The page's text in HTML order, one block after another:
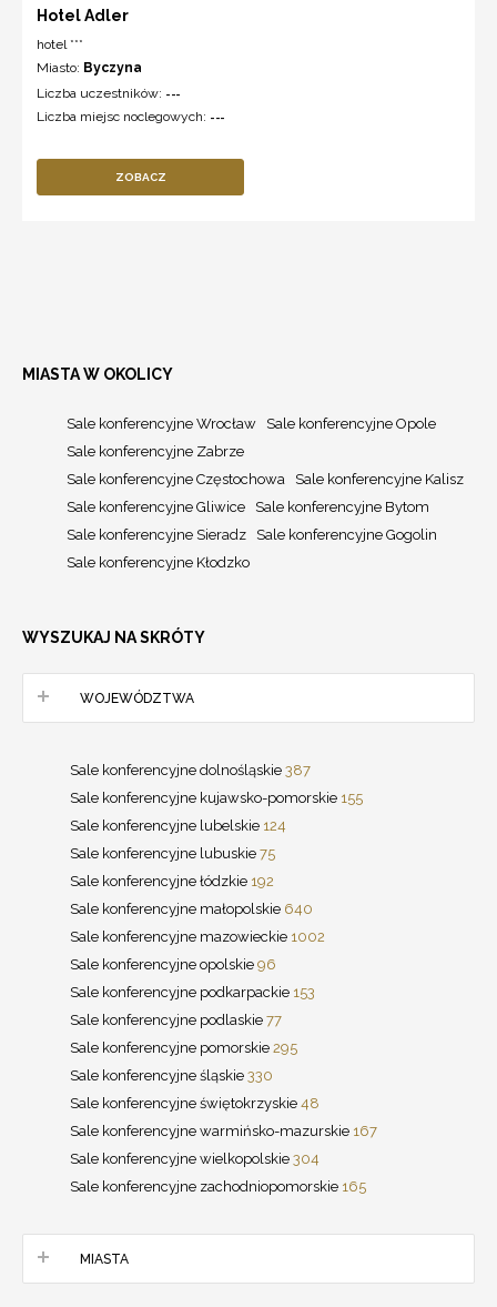
Hotel Adler
hotel ***
Miasto: Byczyna
Liczba uczestników: ---
Liczba miejsc noclegowych: ---
ZOBACZ
MIASTA W OKOLICY
Sale konferencyjne Wrocław
Sale konferencyjne Opole
Sale konferencyjne Zabrze
Sale konferencyjne Częstochowa
Sale konferencyjne Kalisz
Sale konferencyjne Gliwice
Sale konferencyjne Bytom
Sale konferencyjne Sieradz
Sale konferencyjne Gogolin
Sale konferencyjne Kłodzko
WYSZUKAJ NA SKRÓTY
WOJEWÓDZTWA
Sale konferencyjne dolnośląskie 387
Sale konferencyjne kujawsko-pomorskie 155
Sale konferencyjne lubelskie 124
Sale konferencyjne lubuskie 75
Sale konferencyjne łódzkie 192
Sale konferencyjne małopolskie 640
Sale konferencyjne mazowieckie 1002
Sale konferencyjne opolskie 96
Sale konferencyjne podkarpackie 153
Sale konferencyjne podlaskie 77
Sale konferencyjne pomorskie 295
Sale konferencyjne śląskie 330
Sale konferencyjne świętokrzyskie 48
Sale konferencyjne warmińsko-mazurskie 167
Sale konferencyjne wielkopolskie 304
Sale konferencyjne zachodniopomorskie 165
MIASTA